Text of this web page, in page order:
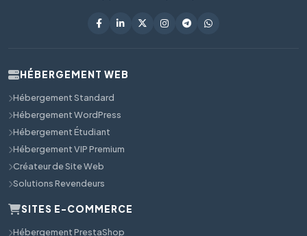
HÉBERGEMENT WEB
Hébergement Standard
Hébergement WordPress
Hébergement Étudiant
Hébergement VIP Premium
Créateur de Site Web
Solutions Revendeurs
SITES E-COMMERCE
Hébergement PrestaShop